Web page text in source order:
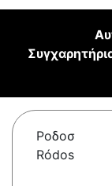
Ροδοσ
Ródos